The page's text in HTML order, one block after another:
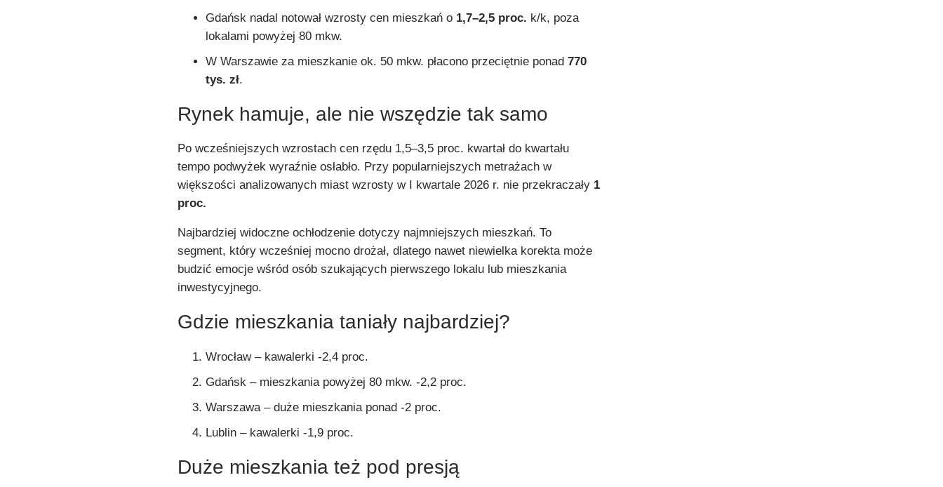
Gdańsk nadal notował wzrosty cen mieszkań o 1,7–2,5 proc. k/k, poza
lokalami powyżej 80 mkw.
W Warszawie za mieszkanie ok. 50 mkw. płacono przeciętnie ponad770
tys. zł.
Rynek hamuje, ale nie wszędzie tak samo
Po wcześniejszych wzrostach cen rzędu 1,5–3,5 proc. kwartał do kwartału
tempo podwyżek wyraźnie osłabło. Przy popularniejszych metrażach w
większości analizowanych miast wzrosty w I kwartale 2026 r. nie przekraczały 1
proc.
Najbardziej widoczne ochłodzenie dotyczy najmniejszych mieszkań. To
segment, który wcześniej mocno drożał, dlatego nawet niewielka korekta może
budzić emocje wśród osób szukających pierwszego lokalu lub mieszkania
inwestycyjnego.
Gdzie mieszkania taniały najbardziej?
Wrocław – kawalerki -2,4 proc.
Gdańsk – mieszkania powyżej 80 mkw. -2,2 proc.
Warszawa – duże mieszkania ponad -2 proc.
Lublin – kawalerki -1,9 proc.
Duże mieszkania też pod presją